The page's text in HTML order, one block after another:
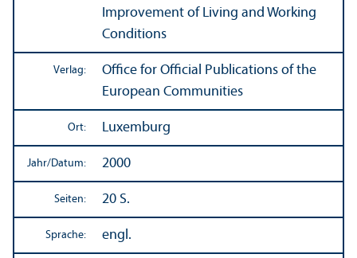
Improvement of Living and Working
Conditions
Verlag:
Office for Official Publications of the
European Communities
Ort: Luxemburg
Jahr/Datum: 2000
Seiten: 20 S.
Sprache: engl.